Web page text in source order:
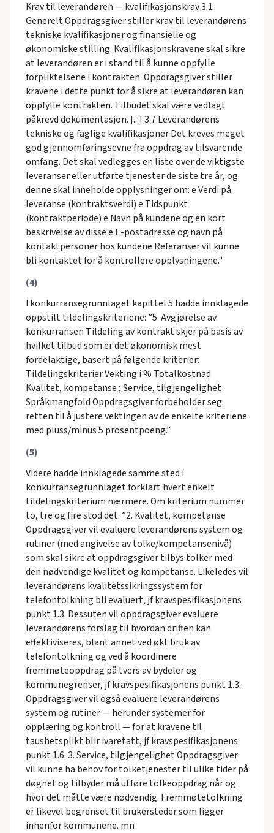
Krav til leverandøren — kvalifikasjonskrav 3.1
Generelt Oppdragsgiver stiller krav til leverandørens
tekniske kvalifikasjoner og finansielle og
økonomiske stilling. Kvalifikasjonskravene skal sikre
at leverandøren er i stand til å kunne oppfylle
forpliktelsene i kontrakten. Oppdragsgiver stiller
kravene i dette punkt for å sikre at leverandøren kan
oppfylle kontrakten. Tilbudet skal være vedlagt
påkrevd dokumentasjon. [...] 3.7 Leverandørens
tekniske og faglige kvalifikasjoner Det kreves meget
god gjennomføringsevne fra oppdrag av tilsvarende
omfang. Det skal vedlegges en liste over de viktigste
leveranser eller utførte tjenester de siste tre år, og
denne skal inneholde opplysninger om: e Verdi på
leveranse (kontraktsverdi) e Tidspunkt
(kontraktperiode) e Navn på kundene og en kort
beskrivelse av disse e E-postadresse og navn på
kontaktpersoner hos kundene Referanser vil kunne
bli kontaktet for å kontrollere opplysningene."
(4)
I konkurransegrunnlaget kapittel 5 hadde innklagede
oppstilt tildelingskriteriene: ”5. Avgjørelse av
konkurransen Tildeling av kontrakt skjer på basis av
hvilket tilbud som er det økonomisk mest
fordelaktige, basert på følgende kriterier:
Tildelingskriterier Vekting i % Totalkostnad
Kvalitet, kompetanse ; Service, tilgjengelighet
Språkmangfold Oppdragsgiver forbeholder seg
retten til å justere vektingen av de enkelte kriteriene
med pluss/minus 5 prosentpoeng.”
(5)
Videre hadde innklagede samme sted i
konkurransegrunnlaget forklart hvert enkelt
tildelingskriterium nærmere. Om kriterium nummer
to, tre og fire stod det: ”2. Kvalitet, kompetanse
Oppdragsgiver vil evaluere leverandørens system og
rutiner (med angivelse av tolke/kompetansenivå)
som skal sikre at oppdragsgiver tilbys tolker med
den nødvendige kvalitet og kompetanse. Likeledes vil
leverandørens kvalitetssikringssystem for
telefontolkning bli evaluert, jf kravspesifikasjonens
punkt 1.3. Dessuten vil oppdragsgiver evaluere
leverandørens forslag til hvordan driften kan
effektiviseres, blant annet ved økt bruk av
telefontolkning og ved å koordinere
fremmøteoppdrag på tvers av bydeler og
kommunegrenser, jf kravspesifikasjonens punkt 1.3.
Oppdragsgiver vil også evaluere leverandørens
system og rutiner — herunder systemer for
opplæring og kontroll — for at kravene til
taushetsplikt blir ivaretatt, jf kravspesifikasjonens
punkt 1.6. 3. Service, tilgjengelighet Oppdragsgiver
vil kunne ha behov for tolketjenester til ulike tider på
døgnet og tilbyder må utføre tolkeoppdrag når og
hvor det måtte være nødvendig. Fremmøtetolkning
er likevel begrenset til brukersteder som ligger
innenfor kommunene. mn